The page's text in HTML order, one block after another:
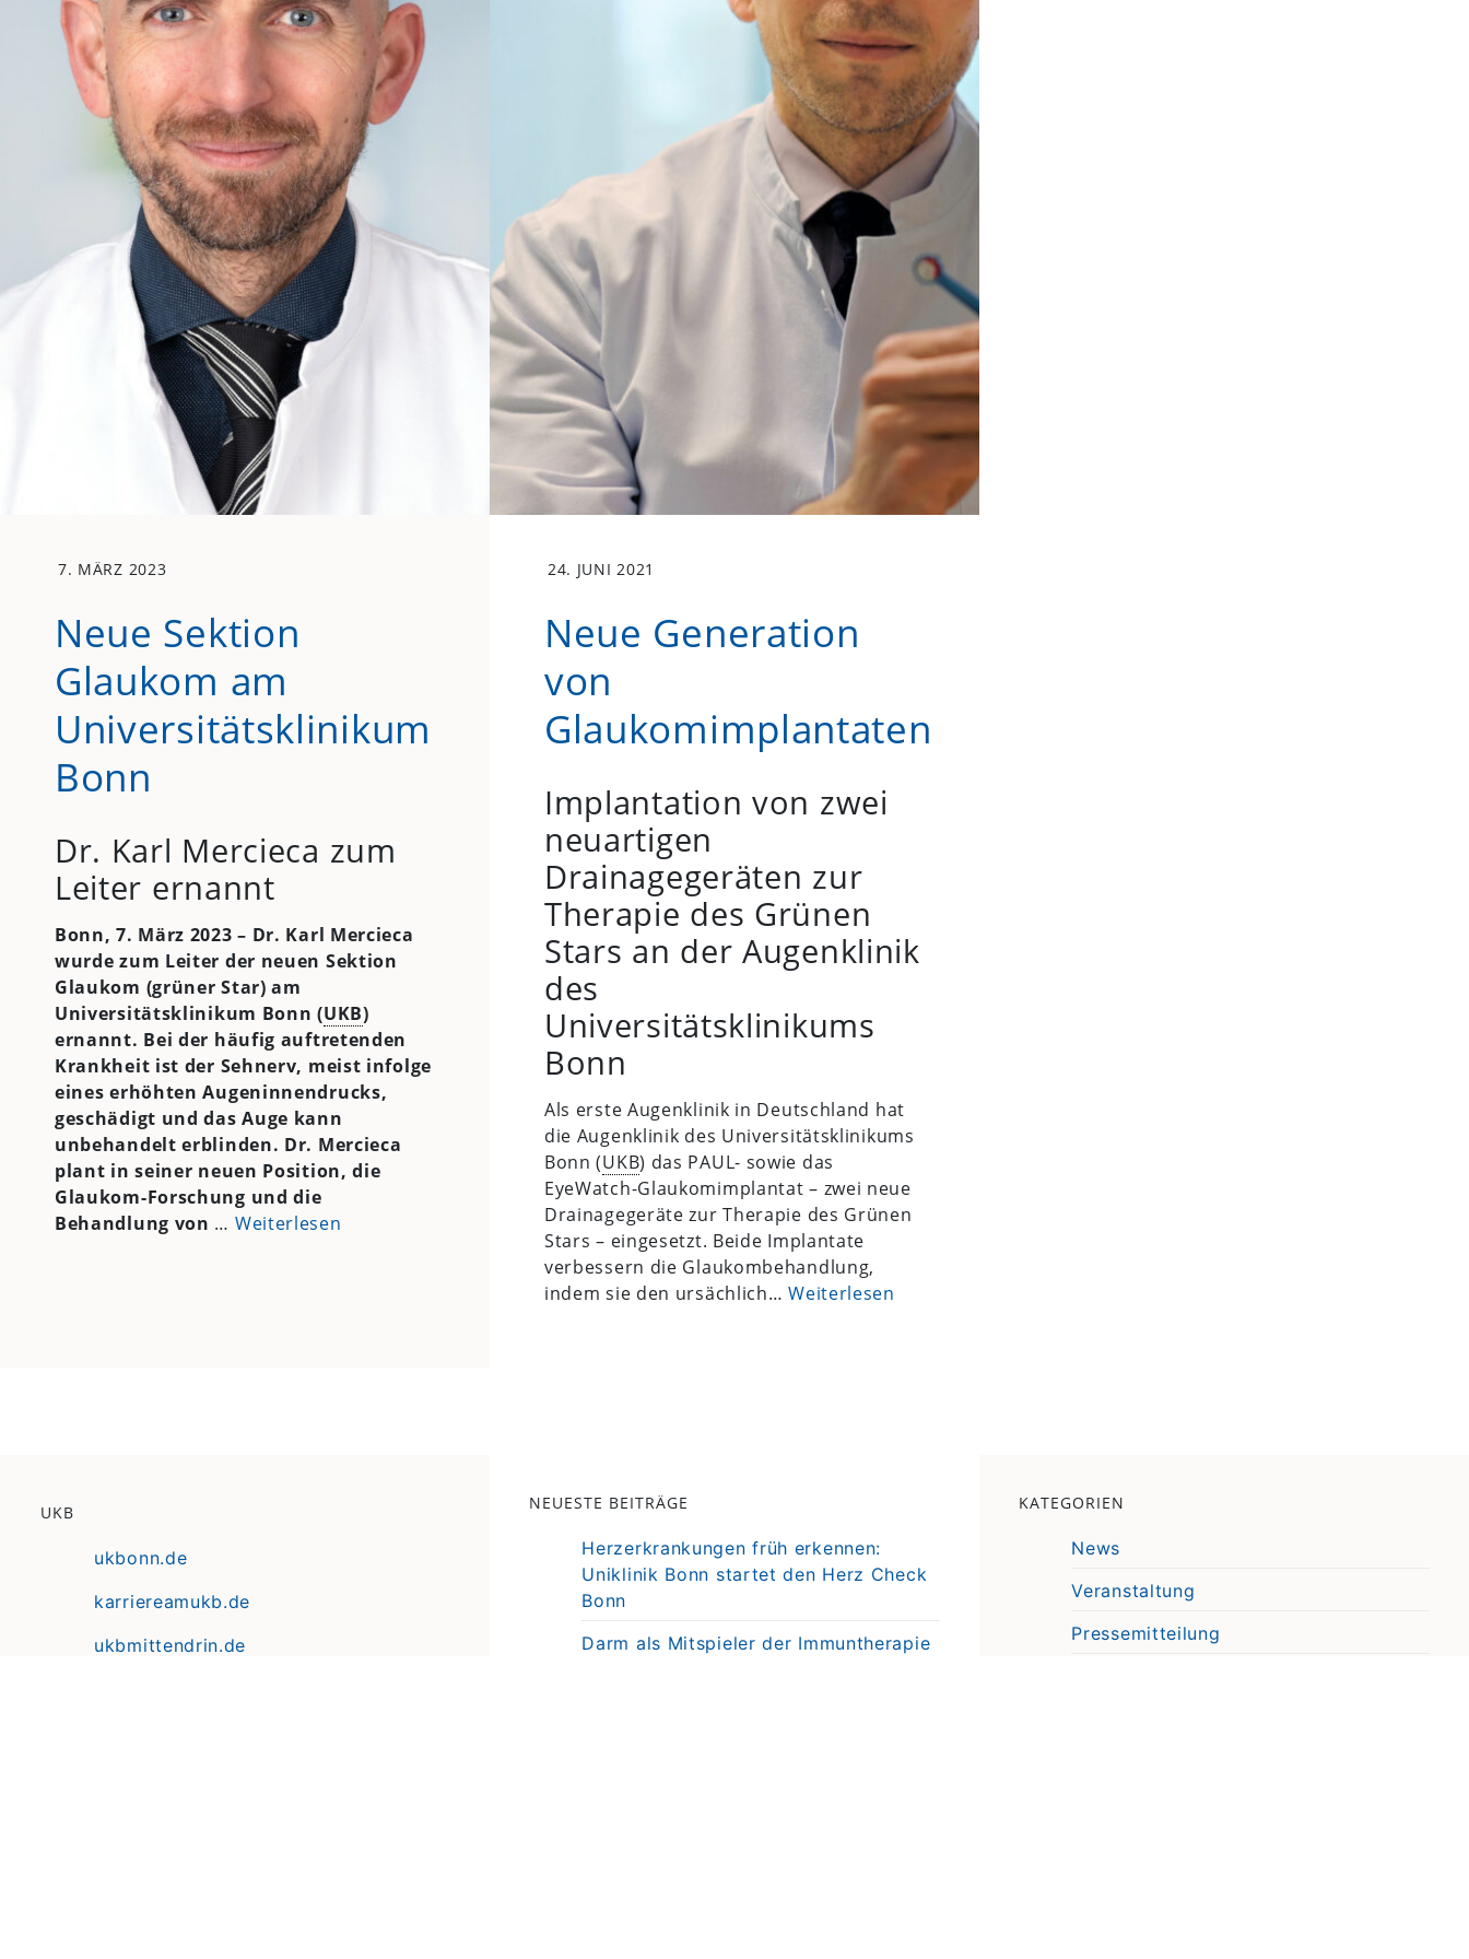
7. MÄRZ 2023
Neue Sektion
Glaukom am
Universitätsklinikum
Bonn
Dr. Karl Mercieca zum
Leiter ernannt
Bonn, 7. März 2023 – Dr. Karl Mercieca
wurde zum Leiter der neuen Sektion
Glaukom (grüner Star) am
Universitätsklinikum Bonn (UKB)
ernannt. Bei der häufig auftretenden
Krankheit ist der Sehnerv, meist infolge
eines erhöhten Augeninnendrucks,
geschädigt und das Auge kann
unbehandelt erblinden. Dr. Mercieca
plant in seiner neuen Position, die
Glaukom-Forschung und die
Behandlung von … Weiterlesen
24. JUNI 2021
Neue Generation
von
Glaukomimplantaten
Implantation von zwei
neuartigen
Drainagegeräten zur
Therapie des Grünen
Stars an der Augenklinik
des
Universitätsklinikums
Bonn
Als erste Augenklinik in Deutschland hat
die Augenklinik des Universitätsklinikums
Bonn (UKB) das PAUL- sowie das
EyeWatch-Glaukomimplantat – zwei neue
Drainagegeräte zur Therapie des Grünen
Stars – eingesetzt. Beide Implantate
verbessern die Glaukombehandlung,
indem sie den ursächlich…Weiterlesen
UKB
ukbonn.de
karriereamukb.de
ukbmittendrin.de
NEUESTE BEITRÄGE
Herzerkrankungen früh erkennen:
Uniklinik Bonn startet den Herz Check
Bonn
Darm als Mitspieler der Immuntherapie
KATEGORIEN
News
Veranstaltung
Pressemitteilung